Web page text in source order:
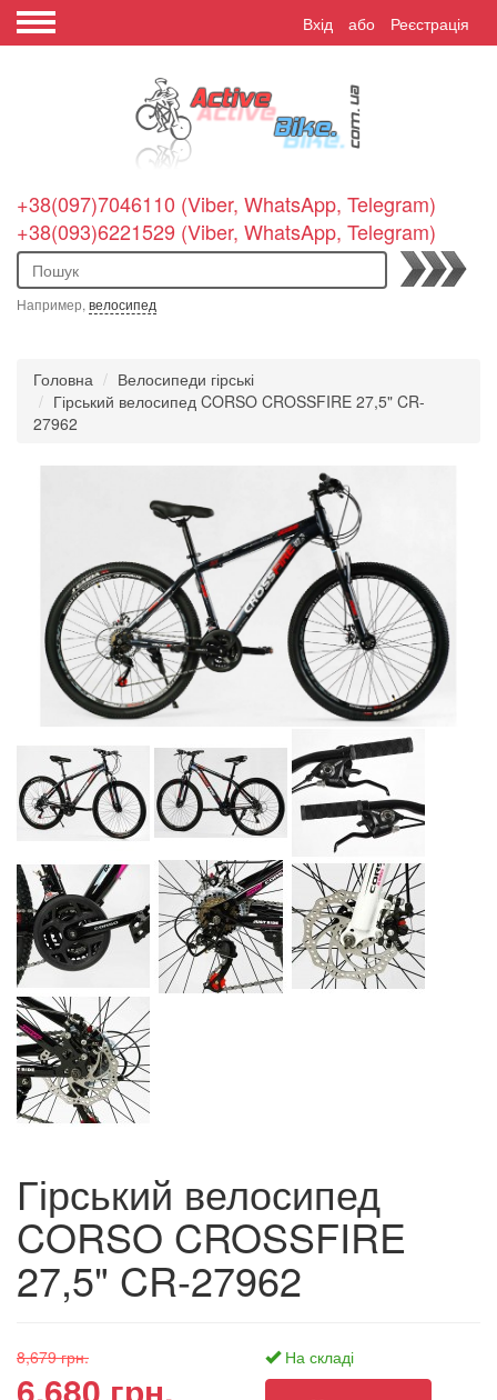
Вхід або Реєстрація
+38(097)7046110 (Viber, WhatsApp, Telegram)
+38(093)6221529 (Viber, WhatsApp, Telegram)
Пошук
Например, велосипед
Головна
Велосипеди гірські
Гірський велосипед CORSO CROSSFIRE 27,5" CR-
27962
Гірський велосипед
CORSO CROSSFIRE
27,5" CR-27962
8,679 грн. На складі